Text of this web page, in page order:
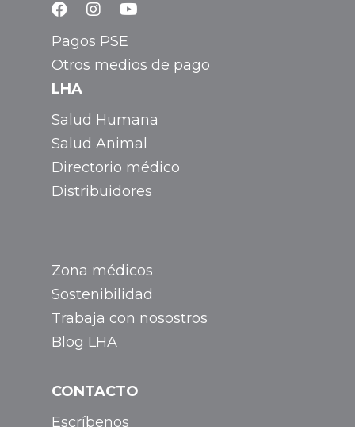
Pagos PSE
Otros medios de pago
LHA
Salud Humana
Salud Animal
Directorio médico
Distribuidores
Zona médicos
Sostenibilidad
Trabaja con nosostros
Blog LHA
CONTACTO
Escríbenos